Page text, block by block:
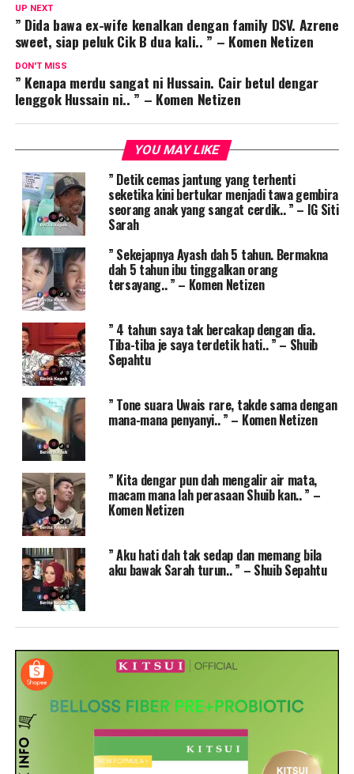
UP NEXT
” Dida bawa ex-wife kenalkan dengan family DSV. Azrene
sweet, siap peluk Cik B dua kali.. ” – Komen Netizen
DON'T MISS
” Kenapa merdu sangat ni Hussain. Cair betul dengar
lenggok Hussain ni.. ” – Komen Netizen
YOU MAY LIKE
” Detik cemas jantung yang terhenti
seketika kini bertukar menjadi tawa gembira
seorang anak yang sangat cerdik.. ” – IG Siti
Sarah
” Sekejapnya Ayash dah 5 tahun. Bermakna
dah 5 tahun ibu tinggalkan orang
tersayang.. ” – Komen Netizen
” 4 tahun saya tak bercakap dengan dia.
Tiba-tiba je saya terdetik hati.. ” – Shuib
Sepahtu
” Tone suara Uwais rare, takde sama dengan
mana-mana penyanyi.. ” – Komen Netizen
” Kita dengar pun dah mengalir air mata,
macam mana lah perasaan Shuib kan.. ” –
Komen Netizen
” Aku hati dah tak sedap dan memang bila
aku bawak Sarah turun.. ” – Shuib Sepahtu